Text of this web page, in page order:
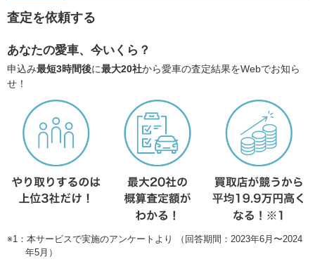
査定を依頼する
あなたの愛車、今いくら？
申込み最短3時間後に最大20社から愛車の査定結果をWebでお知ら
せ！
※1：本サービスで実施のアンケートより （回答期間：2023年6月〜2024
年5月）